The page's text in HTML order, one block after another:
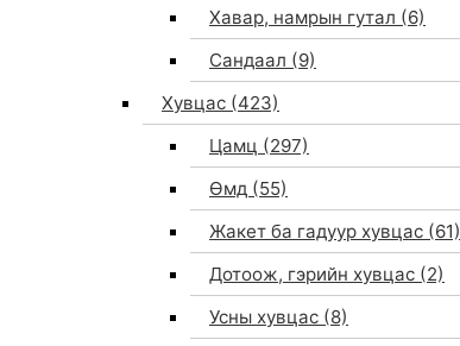
Хавар, намрын гутал (6)
Сандаал (9)
Хувцас (423)
Цамц (297)
Өмд (55)
Жакет ба гадуур хувцас (61)
Дотоож, гэрийн хувцас (2)
Усны хувцас (8)